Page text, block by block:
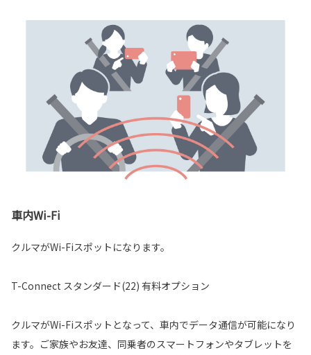
車内Wi-Fi
クルマがWi-Fiスポットになります。
T-Connect スタンダード(22) 有料オプション
クルマがWi-Fiスポットとなって、車内でデータ通信が可能になり
ます。ご家族やお友達、同乗者のスマートフォンやタブレットを